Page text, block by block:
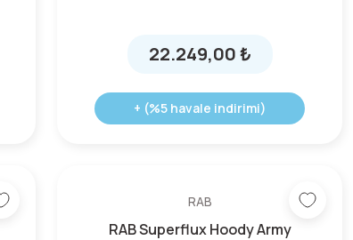
22.249,00 ₺
+ (%5 havale indirimi)
RAB
RAB Superflux Hoody Army